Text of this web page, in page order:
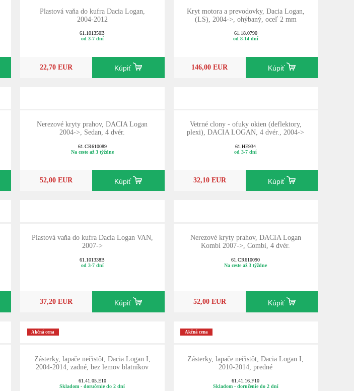
Plastová vaňa do kufra Dacia Logan,
2004-2012
61.101350B
od 3-7 dní
22,70 EUR Kúpiť
Kryt motora a prevodovky, Dacia Logan,
(LS), 2004->, ohýbaný, oceľ 2 mm
61.18.0790
od 8-14 dní
146,00 EUR Kúpiť
Nerezové kryty prahov, DACIA Logan
2004->, Sedan, 4 dvér.
61.CR610089
Na ceste až 3 týždne
52,00 EUR Kúpiť
Vetrné clony - ofuky okien (deflektory,
plexi), DACIA LOGAN, 4 dvér., 2004->
61.HE934
od 3-7 dní
32,10 EUR Kúpiť
Plastová vaňa do kufra Dacia Logan VAN,
2007->
61.101338B
od 3-7 dní
37,20 EUR Kúpiť
Nerezové kryty prahov, DACIA Logan
Kombi 2007->, Combi, 4 dvér.
61.CR610090
Na ceste až 3 týždne
52,00 EUR Kúpiť
Akčná cena
Zásterky, lapače nečistôt, Dacia Logan I,
2004-2014, zadné, bez lemov blatníkov
61.41.05.E10
Skladom - doručenie do 2 dní
Akčná cena
Zásterky, lapače nečistôt, Dacia Logan I,
2010-2014, predné
61.41.16.F10
Skladom - doručenie do 2 dní